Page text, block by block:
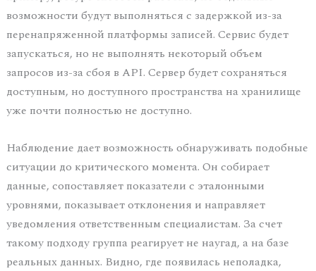
возможности будут выполняться с задержкой из-за
перенапряженной платформы записей. Сервис будет
запускаться, но не выполнять некоторый объем
запросов из-за сбоя в API. Сервер будет сохраняться
доступным, но доступного пространства на хранилище
уже почти полностью не доступно.
Наблюдение дает возможность обнаруживать подобные
ситуации до критического момента. Он собирает
данные, сопоставляет показатели с эталонными
уровнями, показывает отклонения и направляет
уведомления ответственным специалистам. За счет
такому подходу группа реагирует не наугад, а на базе
реальных данных. Видно, где появилась неполадка,